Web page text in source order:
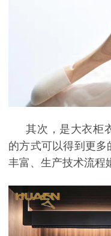
其次，是大衣柜
的方式可以得到更
丰富、生产技术流程